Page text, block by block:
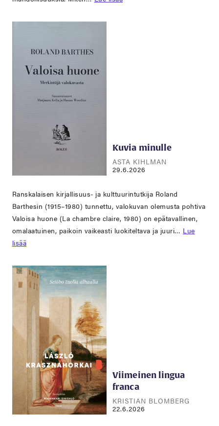
Kuvia minulle
ASTA KIHLMAN
29.6.2026
Ranskalaisen kirjallisuus- ja kulttuurintutkija Roland
Barthesin (1915–1980) tunnettu, valokuvan olemusta pohtiva
Valoisa huone (La chambre claire, 1980) on epätavallinen,
omalaatuinen, paikoin vaikeasti luokiteltava ja juuri… Lue
lisää
Viimeinen lingua
franca
KRISTIAN BLOMBERG
22.6.2026